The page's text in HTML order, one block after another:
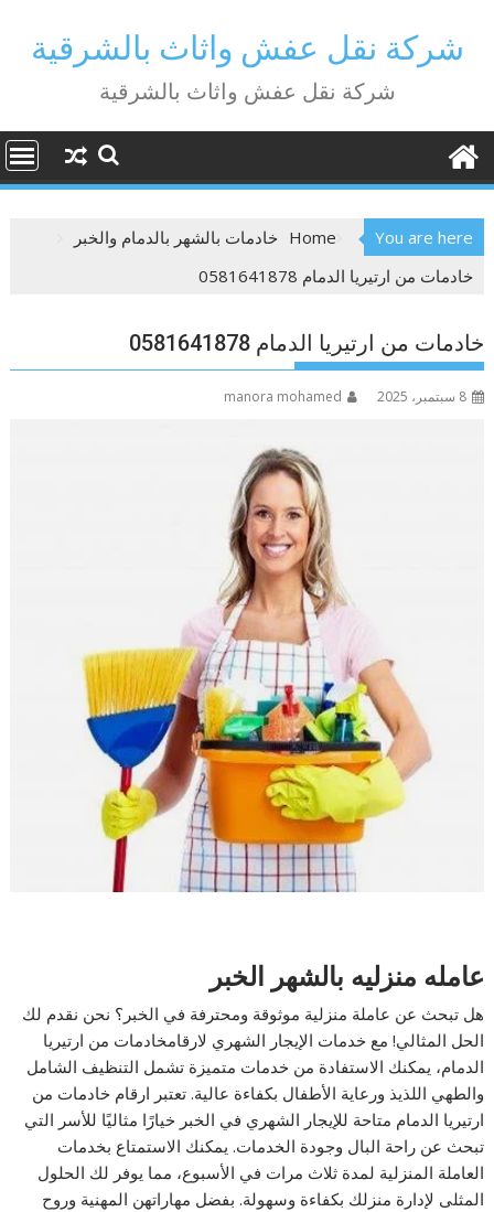
contentشركة نقل عفش واثاث بالشرقية
شركة نقل عفش واثاث بالشرقية
You are here
Home خادمات بالشهر بالدمام والخبر
خادمات من ارتيريا الدمام 0581641878
خادمات من ارتيريا الدمام 0581641878
8 سبتمبر، 2025 manora mohamed
عامله منزليه بالشهر الخبر
هل تبحث عن عاملة منزلية موثوقة ومحترفة في الخبر؟ نحن نقدم لك
الحل المثالي! مع خدمات الإيجار الشهري لارقامخادمات من ارتيريا
الدمام، يمكنك الاستفادة من خدمات متميزة تشمل التنظيف الشامل
والطهي اللذيذ ورعاية الأطفال بكفاءة عالية. تعتبر ارقام خادمات من
ارتيريا الدمام متاحة للإيجار الشهري في الخبر خيارًا مثاليًا للأسر التي
تبحث عن راحة البال وجودة الخدمات. يمكنك الاستمتاع بخدمات
العاملة المنزلية لمدة ثلاث مرات في الأسبوع، مما يوفر لك الحلول
المثلى لإدارة منزلك بكفاءة وسهولة. بفضل مهاراتهن المهنية وروح